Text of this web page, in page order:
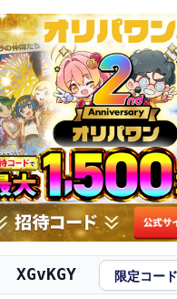
800円
700円
700円
700円
700円
700円
700円
XGvKGY 限定コー